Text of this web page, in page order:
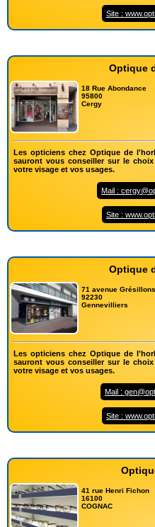
Site :
Optique
18 Rue Abondance
95800
Cergy
Les opticiens chez Optique de
sauront vous conseiller sur le
votre visage et vos usages.
Mail :
Site :
Optique
71 avenue Grésillons
92230
Gennevilliers
Les opticiens chez Optique de
sauront vous conseiller sur le
votre visage et vos usages.
Mail :
Site :
41 rue Henri Fichon
16100
COGNAC